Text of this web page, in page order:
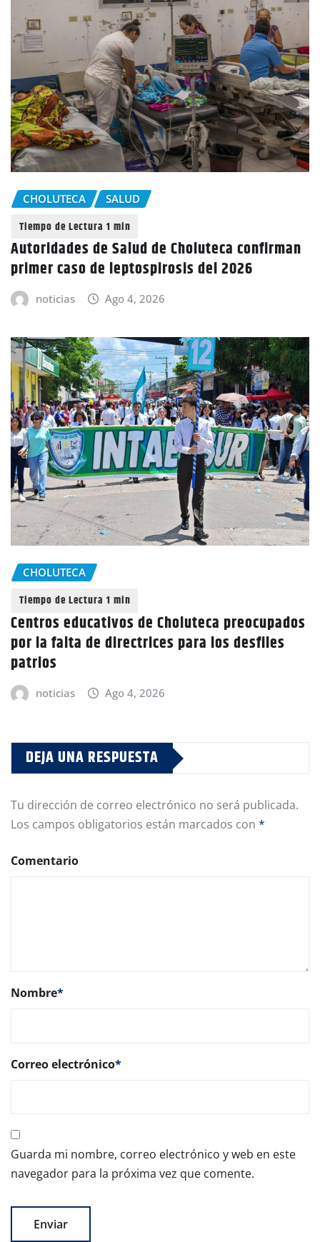
CHOLUTECA SALUD
Autoridades de Salud de Choluteca confirman
primer caso de leptospirosis del 2026
noticias Ago 4, 2026
CHOLUTECA
Centros educativos de Choluteca preocupados
por la falta de directrices para los desfiles
patrios
noticias Ago 4, 2026
DEJA UNA RESPUESTA
Tu dirección de correo electrónico no será publicada.
Los campos obligatorios están marcados con *
Comentario
Nombre*
Correo electrónico*
Guarda mi nombre, correo electrónico y web en este
navegador para la próxima vez que comente.